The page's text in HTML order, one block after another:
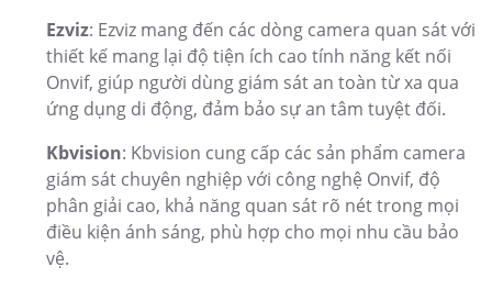
Ezviz: Ezviz mang đến các dòng camera quan sát với
thiết kế mang lại độ tiện ích cao tính năng kết nối
Onvif, giúp người dùng giám sát an toàn từ xa qua
ứng dụng di động, đảm bảo sự an tâm tuyệt đối.
Kbvision: Kbvision cung cấp các sản phẩm camera
giám sát chuyên nghiệp với công nghệ Onvif, độ
phân giải cao, khả năng quan sát rõ nét trong mọi
điều kiện ánh sáng, phù hợp cho mọi nhu cầu bảo
vệ.